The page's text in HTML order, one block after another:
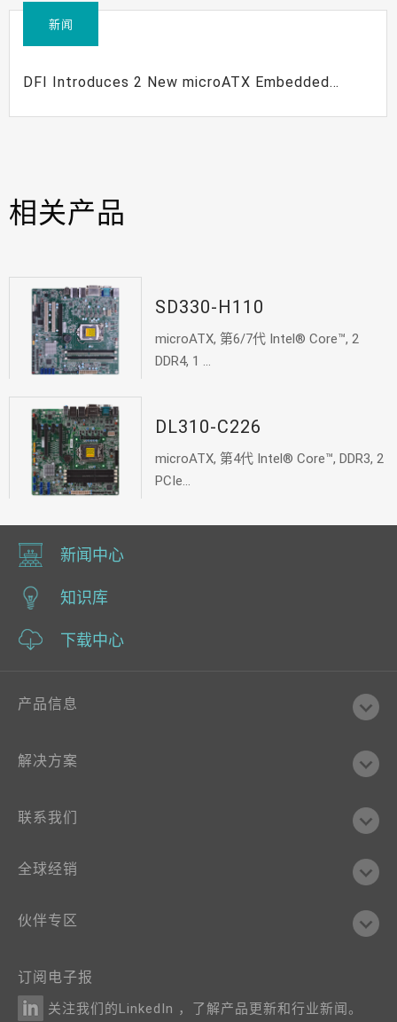
新闻
DFI Introduces 2 New microATX Embedded
Processors
相关产品
SD330-H110
microATX, 第6/7代 Intel® Core™, 2
DDR4, 1 ...
DL310-C226
microATX, 第4代 Intel® Core™, DDR3, 2
PCIe...
新闻中心
知识库
下载中心
产品信息
解决方案
联系我们
全球经销
伙伴专区
订阅电子报
关注我们的LinkedIn ，了解产品更新和行业新闻。